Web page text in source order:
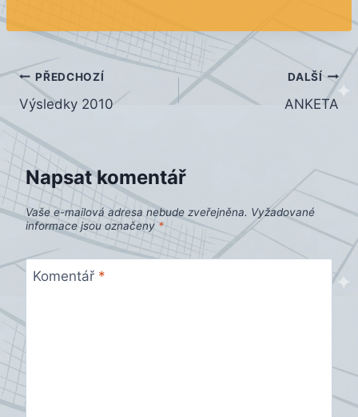
Navigace
pro
příspěvek
PŘEDCHOZÍ
Výsledky 2010
DALŠÍ
ANKETA
Napsat komentář
Vaše e-mailová adresa nebude zveřejněna. Vyžadované
informace jsou označeny*
Komentář *